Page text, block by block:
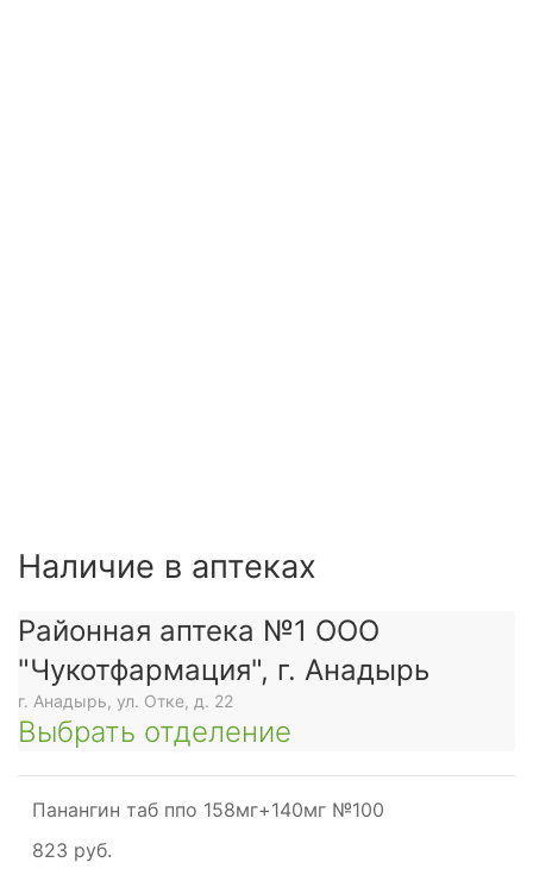
Наличие в аптеках
Районная аптека №1 ООО
"Чукотфармация", г. Анадырь
г. Анадырь, ул. Отке, д. 22
Выбрать отделение
Панангин таб ппо 158мг+140мг №100
823 руб.